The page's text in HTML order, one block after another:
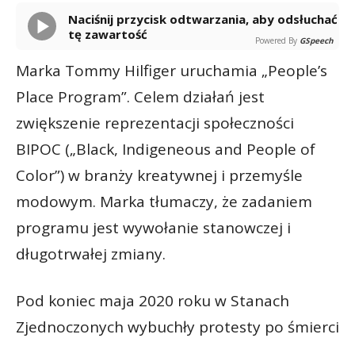
Naciśnij przycisk odtwarzania, aby odsłuchać
tę zawartość
Powered By GSpeech
Marka Tommy Hilfiger uruchamia „People’s
Place Program”. Celem działań jest
zwiększenie reprezentacji społeczności
BIPOC („Black, Indigeneous and People of
Color”) w branży kreatywnej i przemyśle
modowym. Marka tłumaczy, że zadaniem
programu jest wywołanie stanowczej i
długotrwałej zmiany.
Pod koniec maja 2020 roku w Stanach
Zjednoczonych wybuchły protesty po śmierci